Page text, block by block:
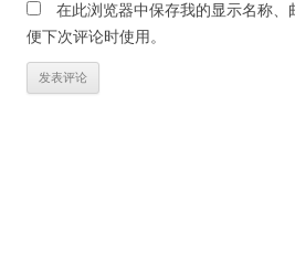
在此浏览器中保存我的显示名称、
便下次评论时使用。